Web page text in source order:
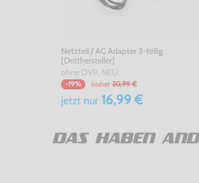
Netzteil / AC Adapter 3-teilig
[Dritthersteller]
ohne OVP, NEU
-19% bisher 20,99 €
jetzt nur 16,99 €
DAS HABEN